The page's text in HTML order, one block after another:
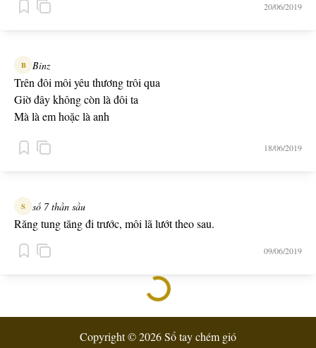
Nước mắt anh gửi ở nơi em... còn lại mọi thứ nơi anh thì tối đen
20/06/2019
B Binz
Trên đôi môi yêu thương trôi qua
Giờ đây không còn là đôi ta
Mà là em hoặc là anh
Nhưng vẹn nguyên như chưa từng phôi pha
18/06/2019
S số 7 thần sầu
Răng tung tăng đi trước, môi lã lướt theo sau.
09/06/2019
Copyright © 2026 Sổ tay chém gió